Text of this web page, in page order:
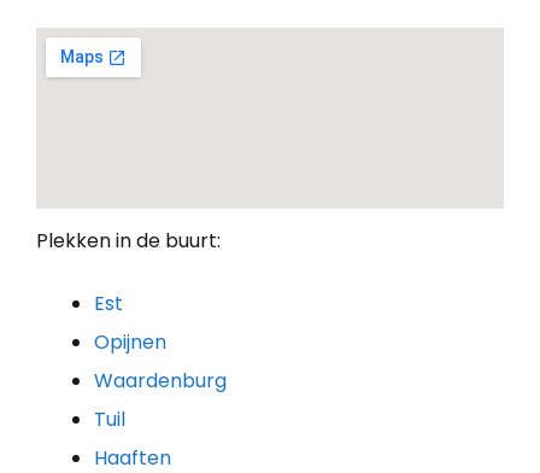
Plekken in de buurt:
Est
Opijnen
Waardenburg
Tuil
Haaften